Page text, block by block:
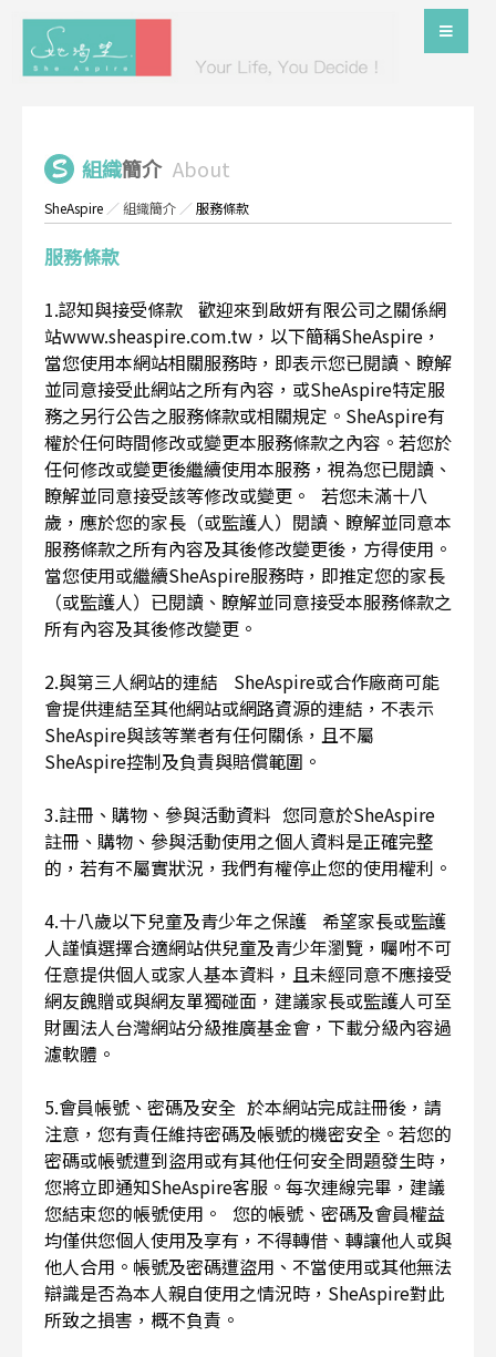
組織簡介 About
SheAspire ／組織簡介 ／服務條款
服務條款
1.認知與接受條款 歡迎來到啟妍有限公司之關係網
站www.sheaspire.com.tw，以下簡稱SheAspire，
當您使用本網站相關服務時，即表示您已閱讀、瞭解
並同意接受此網站之所有內容，或SheAspire特定服
務之另行公告之服務條款或相關規定。SheAspire有
權於任何時間修改或變更本服務條款之內容。若您於
任何修改或變更後繼續使用本服務，視為您已閱讀、
瞭解並同意接受該等修改或變更。 若您未滿十八
歲，應於您的家長（或監護人）閱讀、瞭解並同意本
服務條款之所有內容及其後修改變更後，方得使用。
當您使用或繼續SheAspire服務時，即推定您的家長
（或監護人）已閱讀、瞭解並同意接受本服務條款之
所有內容及其後修改變更。
2.與第三人網站的連結 SheAspire或合作廠商可能
會提供連結至其他網站或網路資源的連結，不表示
SheAspire與該等業者有任何關係，且不屬
SheAspire控制及負責與賠償範圍。
3.註冊、購物、參與活動資料 您同意於SheAspire
註冊、購物、參與活動使用之個人資料是正確完整
的，若有不屬實狀況，我們有權停止您的使用權利。
4.十八歲以下兒童及青少年之保護 希望家長或監護
人謹慎選擇合適網站供兒童及青少年瀏覽，囑咐不可
任意提供個人或家人基本資料，且未經同意不應接受
網友餽贈或與網友單獨碰面，建議家長或監護人可至
財團法人台灣網站分級推廣基金會，下載分級內容過
濾軟體。
5.會員帳號、密碼及安全 於本網站完成註冊後，請
注意，您有責任維持密碼及帳號的機密安全。若您的
密碼或帳號遭到盜用或有其他任何安全問題發生時，
您將立即通知SheAspire客服。每次連線完畢，建議
您結束您的帳號使用。 您的帳號、密碼及會員權益
均僅供您個人使用及享有，不得轉借、轉讓他人或與
他人合用。帳號及密碼遭盜用、不當使用或其他無法
辯識是否為本人親自使用之情況時，SheAspire對此
所致之損害，概不負責。